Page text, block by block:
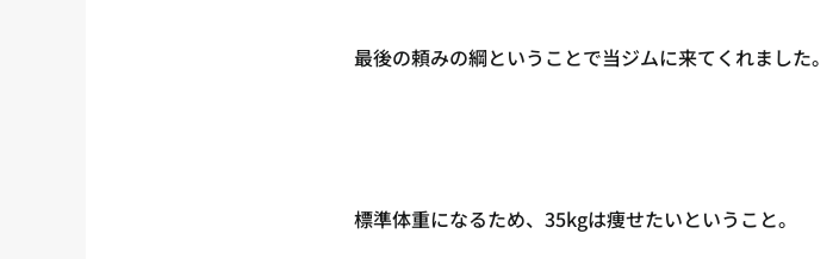
最後の頼みの綱ということで当ジムに来てくれました。
標準体重になるため、35kgは痩せたいということ。